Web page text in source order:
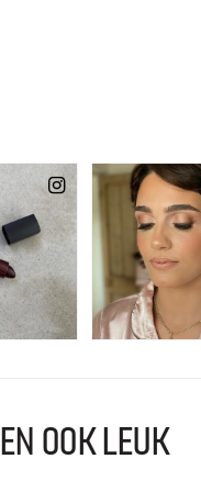
OOK LEUK